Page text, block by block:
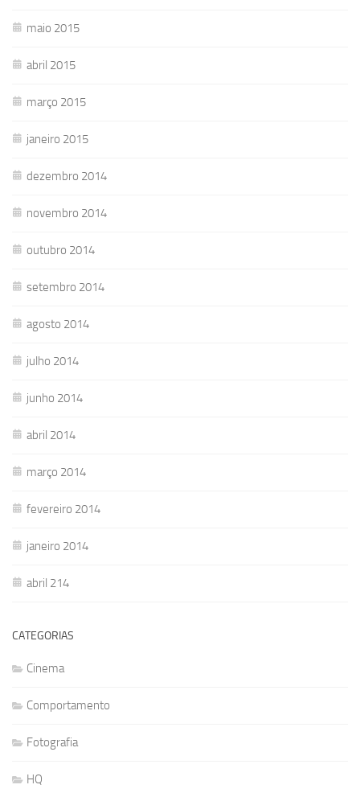
maio 2015
abril 2015
março 2015
janeiro 2015
dezembro 2014
novembro 2014
outubro 2014
setembro 2014
agosto 2014
julho 2014
junho 2014
abril 2014
março 2014
fevereiro 2014
janeiro 2014
abril 214
CATEGORIAS
Cinema
Comportamento
Fotografia
HQ